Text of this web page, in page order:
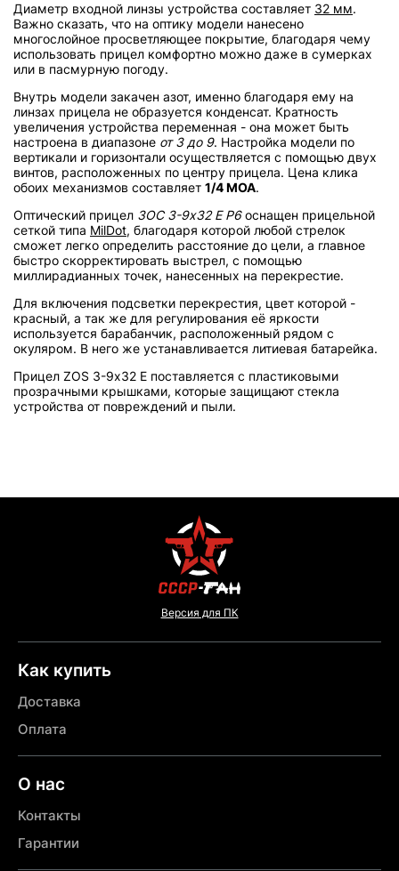
Диаметр входной линзы устройства составляет 32 мм.
Важно сказать, что на оптику модели нанесено
многослойное просветляющее покрытие, благодаря чему
использовать прицел комфортно можно даже в сумерках
или в пасмурную погоду.
Внутрь модели закачен азот, именно благодаря ему на
линзах прицела не образуется конденсат. Кратность
увеличения устройства переменная - она может быть
настроена в диапазоне от 3 до 9. Настройка модели по
вертикали и горизонтали осуществляется с помощью двух
винтов, расположенных по центру прицела. Цена клика
обоих механизмов составляет 1/4 МОА.
Оптический прицел ЗОС 3-9х32 Е Р6оснащен прицельной
сеткой типа MilDot, благодаря которой любой стрелок
сможет легко определить расстояние до цели, а главное
быстро скорректировать выстрел, с помощью
миллирадианных точек, нанесенных на перекрестие.
Для включения подсветки перекрестия, цвет которой -
красный, а так же для регулирования её яркости
используется барабанчик, расположенный рядом с
окуляром. В него же устанавливается литиевая батарейка.
Прицел ZOS 3-9х32 E поставляется с пластиковыми
прозрачными крышками, которые защищают стекла
устройства от повреждений и пыли.
Версия для ПК
Как купить
Доставка
Оплата
О нас
Контакты
Гарантии